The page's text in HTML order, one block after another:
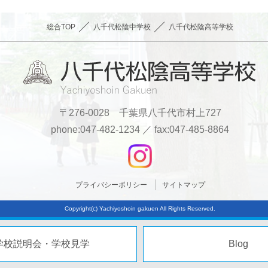
総合TOP 八千代松陰中学校 八千代松陰高等学校
〒276-0028 千葉県八千代市村上727
phone:047-482-1234 ／ fax:047-485-8864
プライバシーポリシー サイトマップ
Copyright(c) Yachiyoshoin gakuen All Rights Reserved.
校説明会・学校見学 Blog